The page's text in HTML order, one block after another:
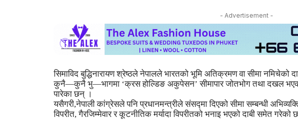
- Advertisement -
सिमाविद बुद्धिनारायण श्रेष्ठले नेपालले भारतको भूमि अतिक्रमण वा सीमा नमिचेको
कुनै—कुनै भु—भागमा ‘क्रस होल्डिङ अकुपेसन’ सीमापार जोतभोग तथा दखल
पारेका छन् ।
यसैगरी,नेपाली कांग्रेसले पनि प्रधानमन्त्रीले संसद्मा दिएको सीमा सम्बन्धी
विपरीत, गैरजिम्मेवार र कूटनीतिक मर्यादा विपरीतको भनाइ भएको दाबी समेत गरेको